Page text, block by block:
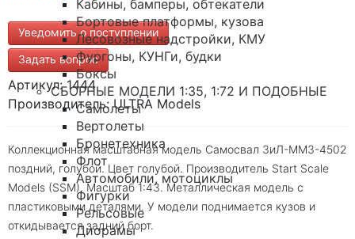
Кабины, бамперы, обтекатели
Бортовые платформы, кузова
Лесовозные надстройки, КМУ
Фургоны, КУНГи, будки
Боксы
СБОРНЫЕ МОДЕЛИ 1:35, 1:72 И ПОДОБНЫЕ
Самолеты
Вертолеты
Бронетехника
Флот
Автомобили, мотоциклы
Фигурки
Рельсовые
Диорамы
Уведомить о поступлении
Задать вопрос
Артикул: 1444
Производитель: ULTRA Models
Коллекционная масштабная модель Самосвал ЗиЛ-ММЗ-4502
поздний, голубой. Цвет голубой. Производитель Start Scale
Models (SSM). Масштаб 1:43. Металлическая модель с
пластиковыми деталями. У модели поднимается кузов и
откидывается задний борт.